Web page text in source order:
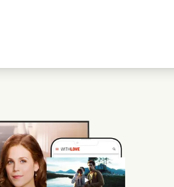
Zomerse films